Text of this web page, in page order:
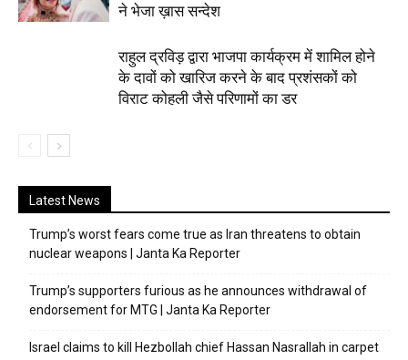
ने भेजा ख़ास सन्देश
राहुल द्रविड़ द्वारा भाजपा कार्यक्रम में शामिल होने
के दावों को खारिज करने के बाद प्रशंसकों को
विराट कोहली जैसे परिणामों का डर
Latest News
Trump’s worst fears come true as Iran threatens to obtain
nuclear weapons | Janta Ka Reporter
Trump’s supporters furious as he announces withdrawal of
endorsement for MTG | Janta Ka Reporter
Israel claims to kill Hezbollah chief Hassan Nasrallah in carpet